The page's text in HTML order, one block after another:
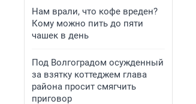
Нам врали, что кофе вреден?
Кому можно пить до пяти
чашек в день
Под Волгоградом осужденный
за взятку коттеджем глава
района просит смягчить
приговор